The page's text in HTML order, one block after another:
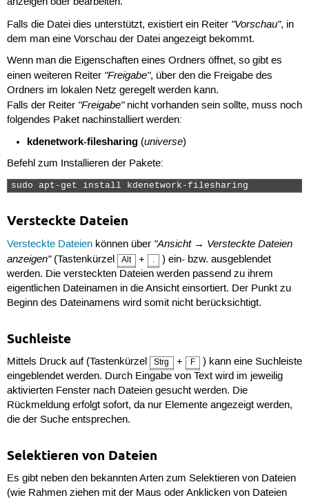
Falls die Datei dies unterstützt, existiert ein Reiter "Vorschau", in
dem man eine Vorschau der Datei angezeigt bekommt.
Wenn man die Eigenschaften eines Ordners öffnet, so gibt es
einen weiteren Reiter "Freigabe", über den die Freigabe des
Ordners im lokalen Netz geregelt werden kann.
Falls der Reiter "Freigabe"nicht vorhanden sein sollte, muss noch
folgendes Paket nachinstalliert werden:
kdenetwork-filesharing (universe)
Befehl zum Installieren der Pakete:
sudo apt-get install kdenetwork-filesharing
Versteckte Dateien
Versteckte Dateienkönnen über "Ansicht → Versteckte Dateien
anzeigen"(Tastenkürzel Alt + .
) ein- bzw. ausgeblendet
werden. Die versteckten Dateien werden passend zu ihrem
eigentlichen Dateinamen in die Ansicht einsortiert. Der Punkt zu
Beginn des Dateinamens wird somit nicht berücksichtigt.
Suchleiste
Mittels Druck auf (Tastenkürzel Strg + F
) kann eine Suchleiste
eingeblendet werden. Durch Eingabe von Text wird im jeweilig
aktivierten Fenster nach Dateien gesucht werden. Die
Rückmeldung erfolgt sofort, da nur Elemente angezeigt werden,
die der Suche entsprechen.
Selektieren von Dateien
Es gibt neben den bekannten Arten zum Selektieren von Dateien
(wie Rahmen ziehen mit der Maus oder Anklicken von Dateien